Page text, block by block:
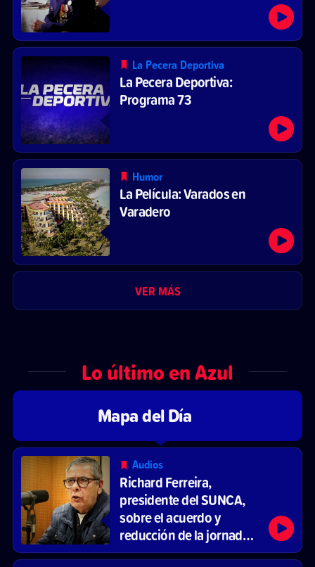
La Pecera Deportiva
La Pecera Deportiva:
Programa 73
Humor
La Película: Varados en
Varadero
VER MÁS
Lo último en Azul
Mapa del Día
Audios
Richard Ferreira,
presidente del SUNCA,
sobre el acuerdo y
reducción de la jornada
laboral